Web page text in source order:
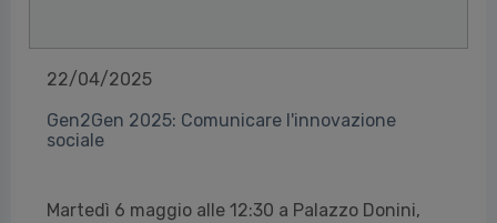
22/04/2025
Gen2Gen 2025: Comunicare l'innovazione
sociale
Martedì 6 maggio alle 12:30 a Palazzo Donini,